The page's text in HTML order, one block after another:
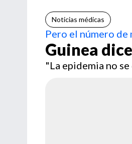
Noticias médicas
Pero el número de
Guinea
"La epidemia no